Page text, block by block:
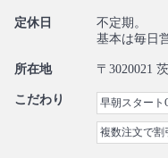
定休日
不定期。
基本は毎日
所在地 〒3020021
こだわり 早朝スタート
複数注文で割